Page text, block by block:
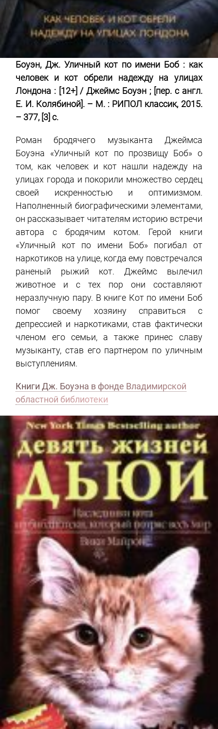
Боуэн, Дж. Уличный кот по имени Боб : как
человек и кот обрели надежду на улицах
Лондона : [12+] / Джеймс Боуэн ; [пер. с англ.
Е. И. Колябиной]. – М. : РИПОЛ классик, 2015.
– 377, [3] с.
Роман бродячего музыканта Джеймса
Боуэна «Уличный кот по прозвищу Боб» о
том, как человек и кот нашли надежду на
улицах города и покорили множество сердец
своей искренностью и оптимизмом.
Наполненный биографическими элементами,
он рассказывает читателям историю встречи
автора с бродячим котом. Герой книги
«Уличный кот по имени Боб» погибал от
наркотиков на улице, когда ему повстречался
раненый рыжий кот. Джеймс вылечил
животное и с тех пор они составляют
неразлучную пару. В книге Кот по имени Боб
помог своему хозяину справиться с
депрессией и наркотиками, став фактически
членом его семьи, а также принес славу
музыканту, став его партнером по уличным
выступлениям.
Книги Дж. Боуэна в фонде Владимирской
областной библиотеки